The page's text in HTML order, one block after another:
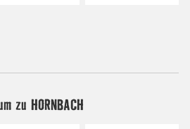
zu HORNBACH